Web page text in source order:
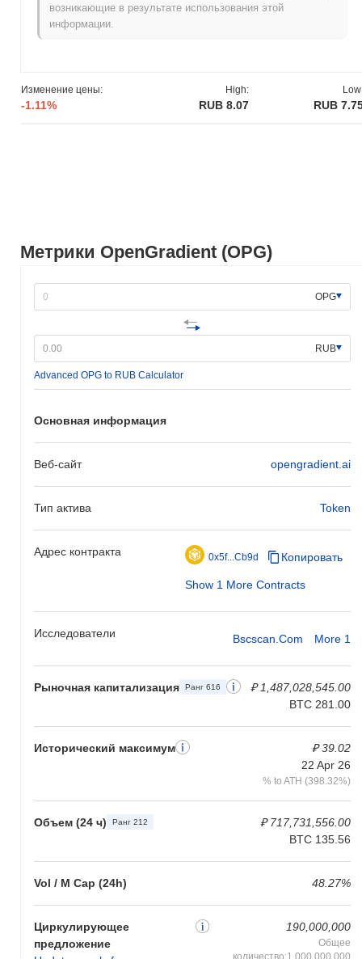
Метрики OpenGradient (OPG)
OPG
RUB
Advanced OPG to RUB Calculator
Основная информация
Веб-сайт opengradient.ai
Тип актива Token
Адрес контракта 0x5f...Cb9d Копировать
Show 1 More Contracts
Исследователи Bscscan.com More 1
Рыночная капитализация Ранг 616
₽ 1,487,028,545.00
BTC 281.00
Исторический максимум
₽ 39.02
22 Apr 26
% to ATH (398.32%)
Объем (24 ч) Ранг 212
₽ 717,731,556.00
BTC 135.56
Vol / M Cap (24h) 48.27%
Циркулирующее
предложение
190,000,000
Общее
количество:1,000,000,000
Изменение цены:
-1.11%
High:
RUB 8.07 RUB
Какова текущая рыночная капитализация
OpenGradient?
мире по размеру рынка. Эта цифра рассчитывается на основе
циркулирующего предложения в 190 000 000 токенов OPG.
возникающие в результате использования этой
информации.